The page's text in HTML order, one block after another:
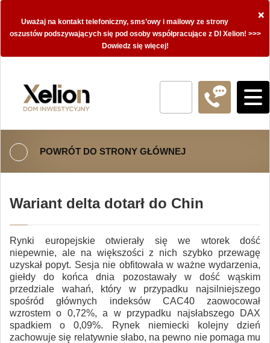
×
Uważaj na kontakt telefoniczny, sms’owy i mailowy ze strony
oszustów podszywających się pod osoby współpracujące z DI Xelion! >>>
Dowiedz się więcej!
POWRÓT DO STRONY GŁÓWNEJ
Wariant delta dotarł do Chin
Rynki europejskie otwierały się we wtorek dość
niepewnie, ale na większości z nich szybko przewagę
uzyskał popyt. Sesja nie obfitowała w ważne wydarzenia,
giełdy do końca dnia pozostawały w dość wąskim
przedziale wahań, który w przypadku najsilniejszego
spośród głównych indeksów CAC40 zaowocował
wzrostem o 0,72%, a w przypadku najsłabszego DAX
spadkiem o 0,09%. Rynek niemiecki kolejny dzień
zachowuje się relatywnie słabo, na pewno nie pomaga mu